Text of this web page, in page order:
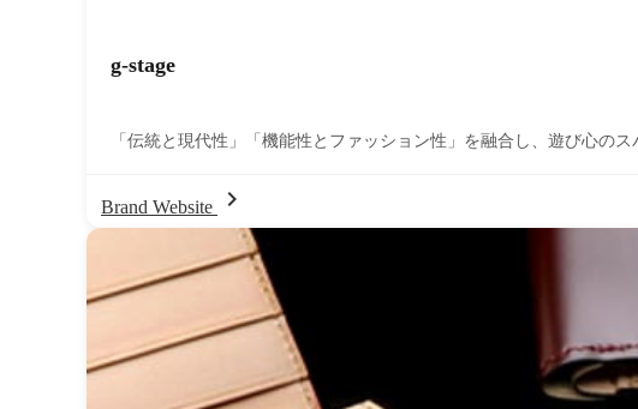
g-stage
「伝統と現代性」「機能性とファッション性」を融合し、遊び心の
Brand Website chevron_right